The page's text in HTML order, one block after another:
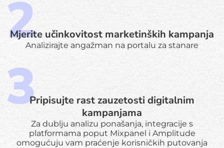
Mjerite učinkovitost marketinških kampanja
Analizirajte angažman na portalu za stanare
Pripisujte rast zauzetosti digitalnim
kampanjama
Za dublju analizu ponašanja, integracije s
platformama poput Mixpanel i Amplitude
omogućuju vam praćenje korisničkih putovanja